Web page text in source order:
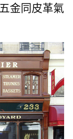
金同皮革氣